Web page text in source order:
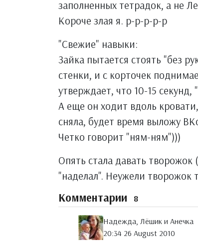
заполненных тетрадок, а не
Короче злая я. р-р-р-р-р
"Свежие" навыки:
Зайка пытается стоять "без
стенки, и с корточек
утверждает, что 10-15
А еще он ходит вдоль
сняла, будет время выложу
Четко говорит "ням-ням")))
Опять стала давать творожок
"наделал". Неужели творожок
Комментарии 8
Надежда, Лёшик и Анечка
20:34 26 August 2010